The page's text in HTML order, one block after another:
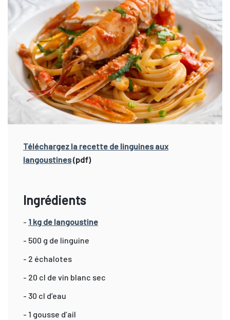
Téléchargez la recette de linguines aux
langoustines(pdf)
Ingrédients
- 1 kg de langoustine
- 500 g de linguine
- 2 échalotes
- 20 cl de vin blanc sec
- 30 cl d’eau
- 1 gousse d’ail